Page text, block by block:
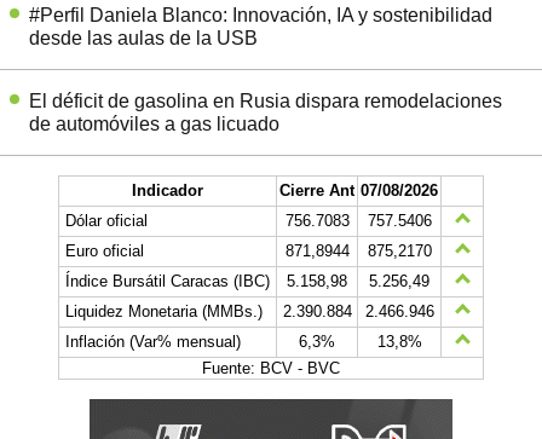
#Perfil Daniela Blanco: Innovación, IA y sostenibilidad
desde las aulas de la USB
El déficit de gasolina en Rusia dispara remodelaciones
de automóviles a gas licuado
Indicador Cierre Ant 07/08/2026
Dólar oficial
756.7083
757.5406
Euro oficial
871,8944
875,2170
Índice Bursátil Caracas (IBC)
5.158,98
5.256,49
Liquidez Monetaria (MMBs.)
2.390.884
2.466.946
Inflación (Var% mensual)
6,3%
13,8%
Fuente: BCV - BVC